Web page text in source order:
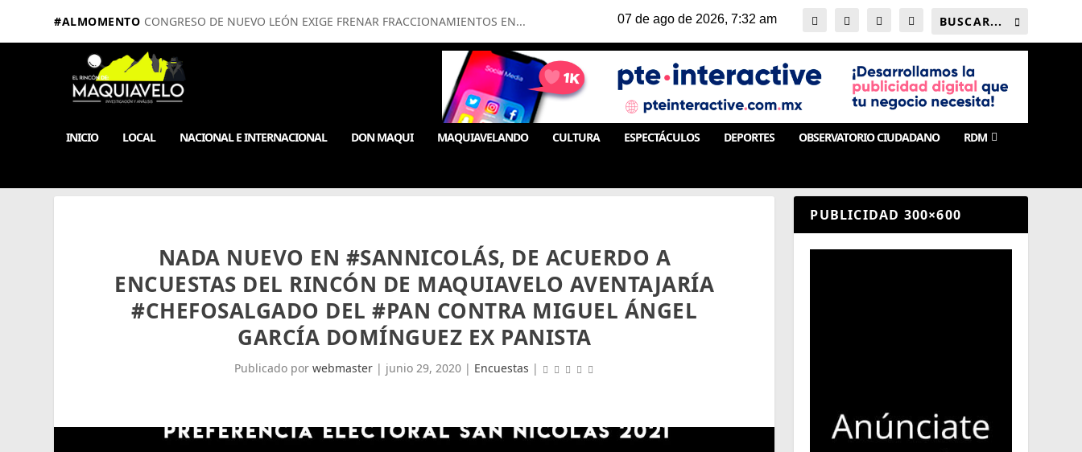
#ALMOMENTO CONGRESO DE NUEVO LEÓN EXIGE FRENAR FRACCIONAMIENTOS EN...
INICIO LOCAL NACIONAL E INTERNACIONAL DON MAQUI MAQUIAVELANDO CULTURA ESPECTÁCULOS DEPORTES OBSERVATORIO CIUDADANO RDM
NADA NUEVO EN #SANNICOLÁS, DE ACUERDO A
ENCUESTAS DEL RINCÓN DE MAQUIAVELO AVENTAJARÍA
#CHEFOSALGADO DEL #PAN CONTRA MIGUEL ÁNGEL
GARCÍA DOMÍNGUEZ EX PANISTA
Publicado por webmaster| junio 29, 2020| Encuestas |
PUBLICIDAD 300×600